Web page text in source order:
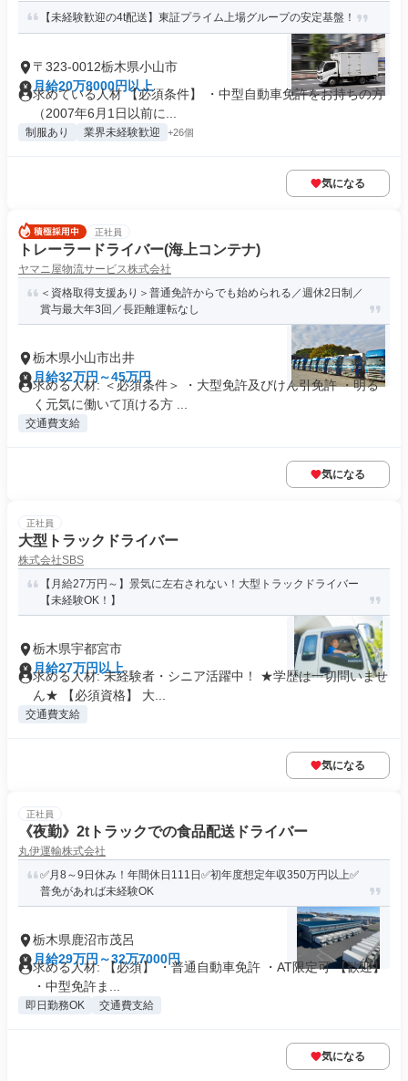
【未経験歓迎の4t配送】東証プライム上場グループの安定基盤！
〒323-0012栃木県小山市
月給20万8000円以上
求めている人材 【必須条件】 ・中型自動車免許をお持ちの方
（2007年6月1日以前に...
制服あり 業界未経験歓迎 +26個
気になる
正社員
トレーラードライバー(海上コンテナ)
ヤマニ屋物流サービス株式会社
＜資格取得支援あり＞普通免許からでも始められる／週休2日制／
賞与最大年3回／長距離運転なし
栃木県小山市出井
月給32万円～45万円
求める人材: ＜必須条件＞ ・大型免許及びけん引免許 ・明る
く元気に働いて頂ける方 ...
交通費支給
気になる
正社員
大型トラックドライバー
株式会社SBS
【月給27万円～】景気に左右されない！大型トラックドライバー
【未経験OK！】
栃木県宇都宮市
月給27万円以上
求める人材: 未経験者・シニア活躍中！ ★学歴は一切問いませ
ん★ 【必須資格】 大...
交通費支給
気になる
正社員
《夜勤》2tトラックでの食品配送ドライバー
丸伊運輸株式会社
✅月8～9日休み！年間休日111日✅初年度想定年収350万円以上✅
普免があれば未経験OK
栃木県鹿沼市茂呂
月給29万円～32万7000円
求める人材: 【必須】 ・普通自動車免許 ・AT限定可 【歓迎】
・中型免許ま...
即日勤務OK 交通費支給
気になる